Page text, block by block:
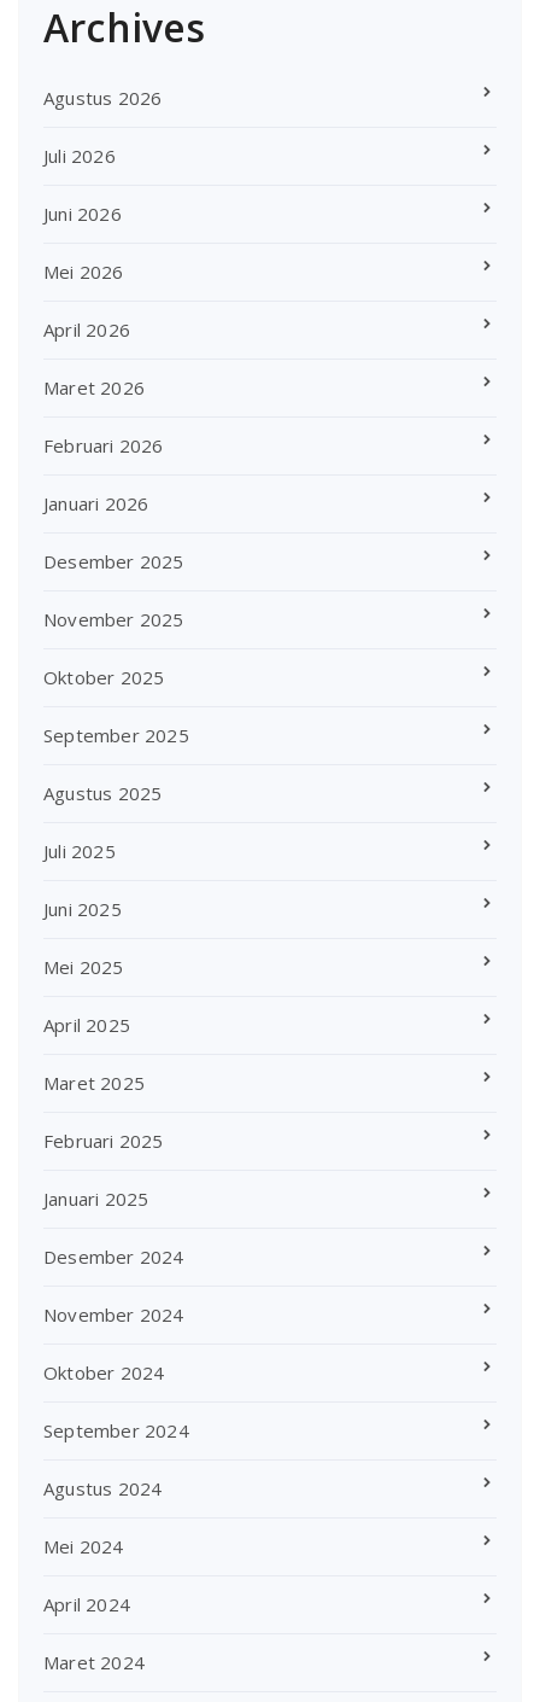
Archives
Agustus 2026
Juli 2026
Juni 2026
Mei 2026
April 2026
Maret 2026
Februari 2026
Januari 2026
Desember 2025
November 2025
Oktober 2025
September 2025
Agustus 2025
Juli 2025
Juni 2025
Mei 2025
April 2025
Maret 2025
Februari 2025
Januari 2025
Desember 2024
November 2024
Oktober 2024
September 2024
Agustus 2024
Mei 2024
April 2024
Maret 2024